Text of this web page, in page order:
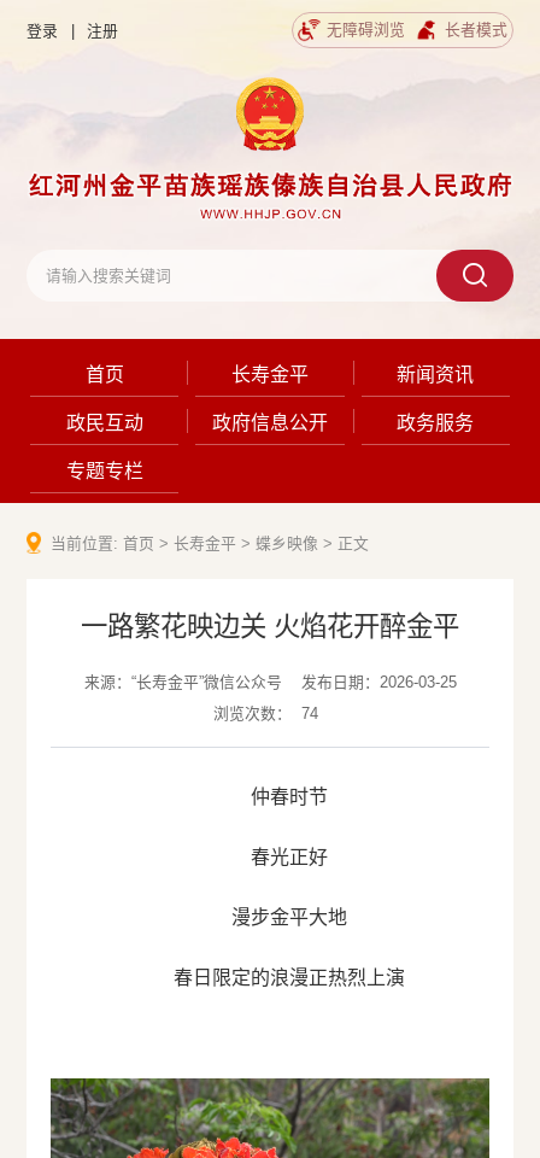
登录 | 注册 无障碍浏览 长者模式
首页 长寿金平 新闻资讯
政民互动 政府信息公开 政务服务
专题专栏
当前位置:首页 >长寿金平 > 蝶乡映像 > 正文
一路繁花映边关 火焰花开醉金平
来源：“长寿金平”微信公众号
发布日期：2026-03-25
浏览次数：
74
仲春时节
春光正好
漫步金平大地
春日限定的浪漫正热烈上演